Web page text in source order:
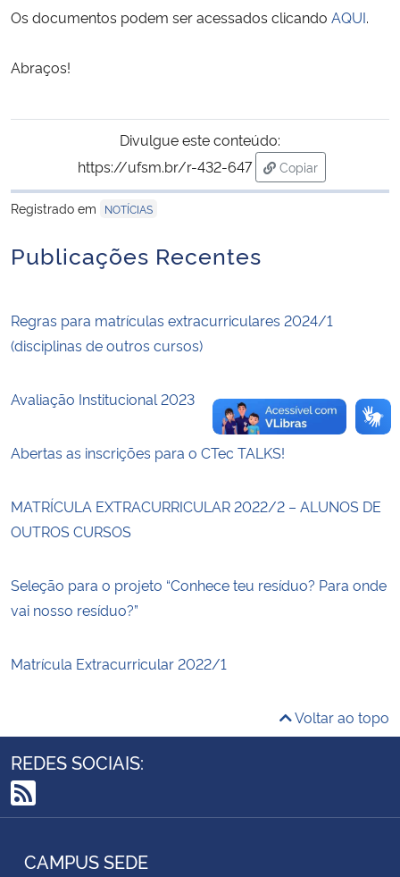
Ministério da Mulher, da Família e dos Direitos Humanos
Secretaria-Geral
Advocacia-Geral da União
Os documentos podem ser acessados clicando AQUI.
Abraços!
Divulgue este conteúdo:
https://ufsm.br/r-432-647
Copiar
para área de
Registrado em
NOTÍCIAS
Publicações Recentes
Regras para matrículas extracurriculares 2024/1
(disciplinas de outros cursos)
Avaliação Institucional 2023
Abertas as inscrições para o CTec TALKS!
MATRÍCULA EXTRACURRICULAR 2022/2 – ALUNOS DE
OUTROS CURSOS
Seleção para o projeto “Conhece teu resíduo? Para onde
vai nosso resíduo?”
Matrícula Extracurricular 2022/1
Voltar ao topo
REDES SOCIAIS:
RSS
CAMPUS SEDE